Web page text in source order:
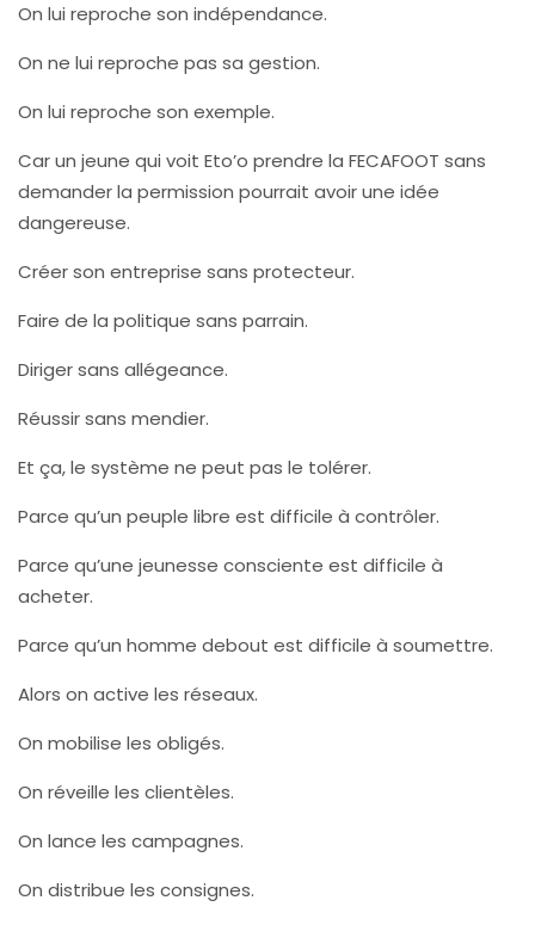
On lui reproche son indépendance.
On ne lui reproche pas sa gestion.
On lui reproche son exemple.
Car un jeune qui voit Eto’o prendre la FECAFOOT sans
demander la permission pourrait avoir une idée
dangereuse.
Créer son entreprise sans protecteur.
Faire de la politique sans parrain.
Diriger sans allégeance.
Réussir sans mendier.
Et ça, le système ne peut pas le tolérer.
Parce qu’un peuple libre est difficile à contrôler.
Parce qu’une jeunesse consciente est difficile à
acheter.
Parce qu’un homme debout est difficile à soumettre.
Alors on active les réseaux.
On mobilise les obligés.
On réveille les clientèles.
On lance les campagnes.
On distribue les consignes.